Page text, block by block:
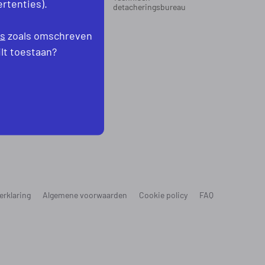
detacheringsbureau
Algemene voorwaarden Cookie policy FAQ
zoals omschreven
toestaan?